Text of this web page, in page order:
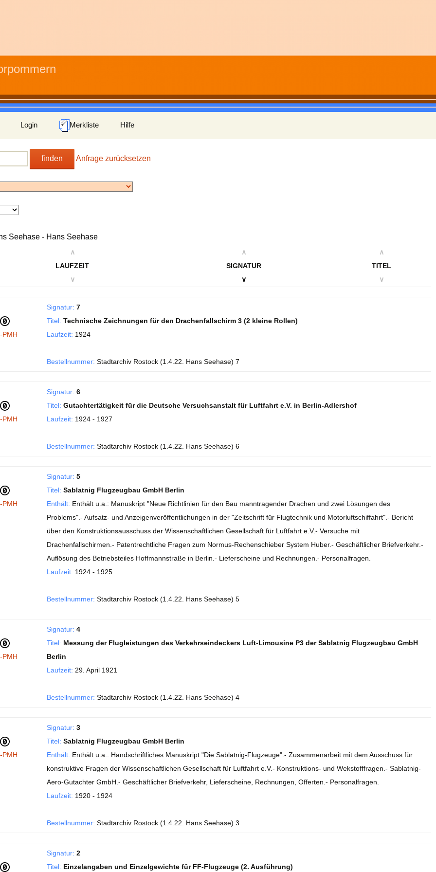
Login Merkliste Hilfe
finden Anfrage zurücksetzen
Seehase - Hans Seehase
∧
LAUFZEIT
∨
∧
SIGNATUR
∨
∧
TITEL
∨
PMH
Signatur: 7
Titel: Technische Zeichnungen für den Drachenfallschirm 3 (2 kleine Rollen)
Laufzeit: 1924
Bestellnummer: Stadtarchiv Rostock (1.4.22. Hans Seehase) 7
PMH
Signatur: 6
Titel: Gutachtertätigkeit für die Deutsche Versuchsanstalt für Luftfahrt e.V. in Berlin-Adlershof
Laufzeit: 1924 - 1927
Bestellnummer: Stadtarchiv Rostock (1.4.22. Hans Seehase) 6
PMH
Signatur: 5
Titel: Sablatnig Flugzeugbau GmbH Berlin
Enthält: Enthält u.a.: Manuskript "Neue Richtlinien für den Bau manntragender Drachen und zwei Lösungen des
Problems".- Aufsatz- und Anzeigenveröffentlichungen in der "Zeitschrift für Flugtechnik und Motorluftschiffahrt".- Bericht
über den Konstruktionsausschuss der Wissenschaftlichen Gesellschaft für Luftfahrt e.V.- Versuche mit
Drachenfallschirmen.- Patentrechtliche Fragen zum Normus-Rechenschieber System Huber.- Geschäftlicher Briefverkehr.-
Auflösung des Betriebsteiles Hoffmannstraße in Berlin.- Lieferscheine und Rechnungen.- Personalfragen.
Laufzeit: 1924 - 1925
Bestellnummer: Stadtarchiv Rostock (1.4.22. Hans Seehase) 5
PMH
Signatur: 4
Titel: Messung der Flugleistungen des Verkehrseindeckers Luft-Limousine P3 der Sablatnig Flugzeugbau GmbH
Berlin
Laufzeit: 29. April 1921
Bestellnummer: Stadtarchiv Rostock (1.4.22. Hans Seehase) 4
PMH
Signatur: 3
Titel: Sablatnig Flugzeugbau GmbH Berlin
Enthält: Enthält u.a.: Handschriftliches Manuskript "Die Sablatnig-Flugzeuge".- Zusammenarbeit mit dem Ausschuss für
konstruktive Fragen der Wissenschaftlichen Gesellschaft für Luftfahrt e.V.- Konstruktions- und Wekstofffragen.- Sablatnig-
Aero-Gutachter GmbH.- Geschäftlicher Briefverkehr, Lieferscheine, Rechnungen, Offerten.- Personalfragen.
Laufzeit: 1920 - 1924
Bestellnummer: Stadtarchiv Rostock (1.4.22. Hans Seehase) 3
Signatur: 2
Titel: Einzelangaben und Einzelgewichte für FF-Flugzeuge (2. Ausführung)